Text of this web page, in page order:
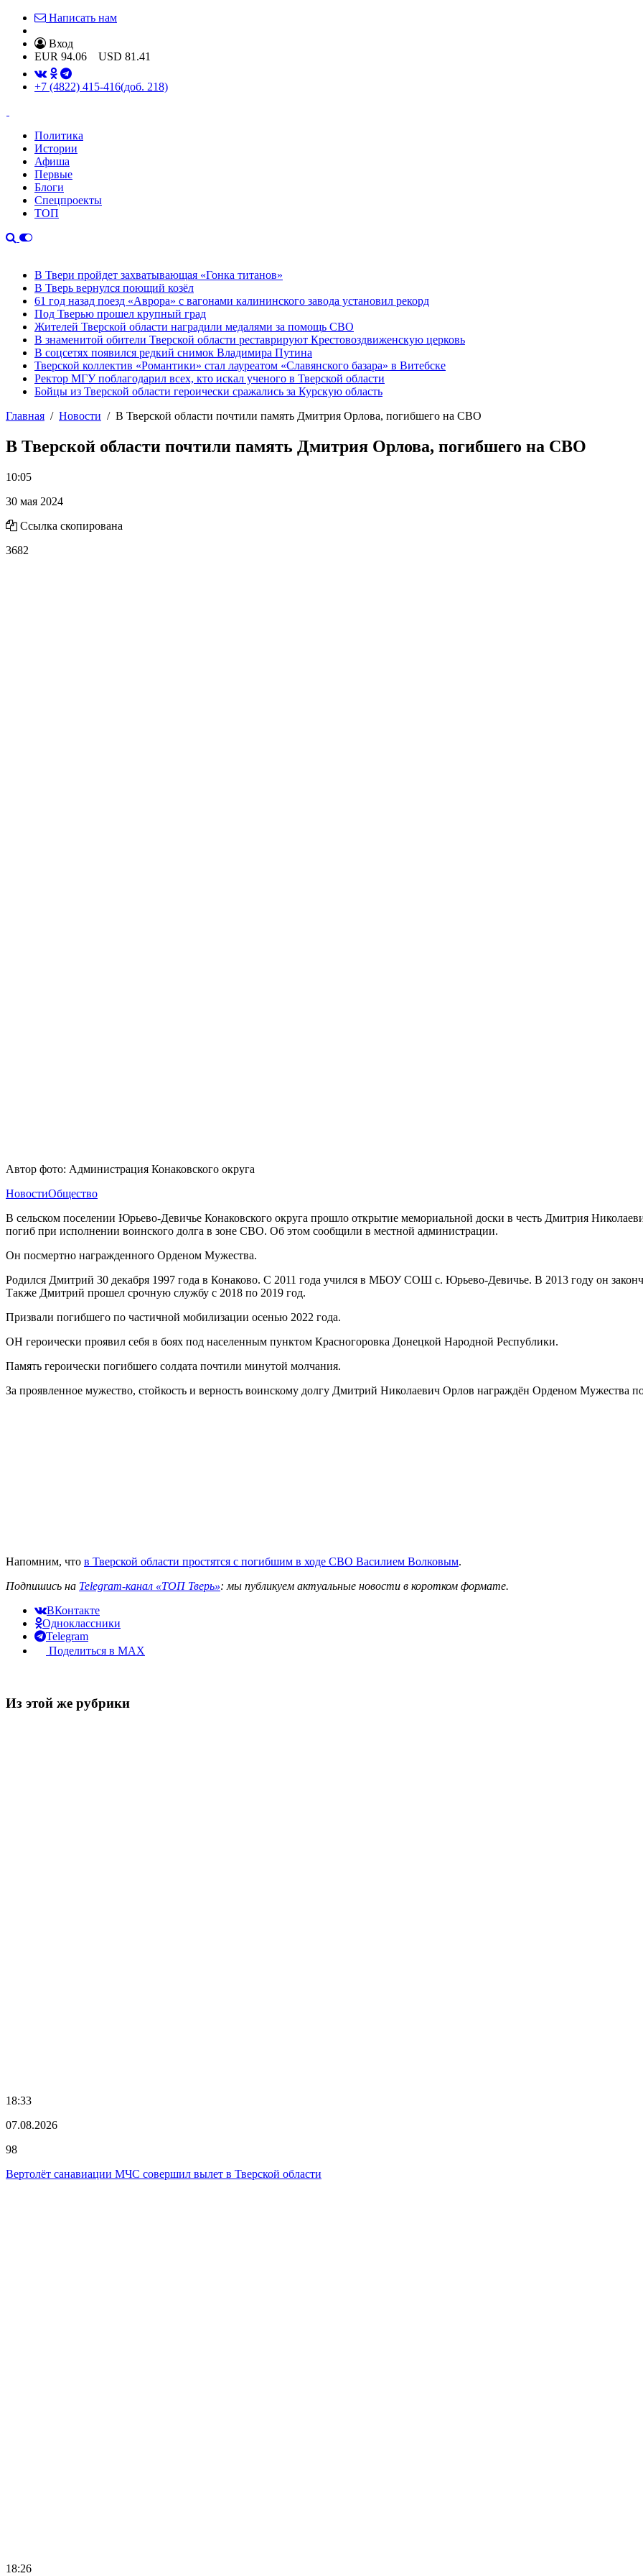
Написать нам
Вход
EUR 94.06 USD 81.41
+7 (4822) 415-416(доб. 218)
Политика
Истории
Афиша
Первые
Блоги
Спецпроекты
ТОП
В Твери пройдет захватывающая «Гонка титанов»
В Тверь вернулся поющий козёл
61 год назад поезд «Аврора» с вагонами калининского завода установил рекорд
Под Тверью прошел крупный град
Жителей Тверской области наградили медалями за помощь СВО
В знаменитой обители Тверской области реставрируют Крестовоздвиженскую церковь
В соцсетях появился редкий снимок Владимира Путина
Тверской коллектив «Романтики» стал лауреатом «Славянского базара» в Витебске
Ректор МГУ поблагодарил всех, кто искал ученого в Тверской области
Бойцы из Тверской области героически сражались за Курскую область
Главная
Новости В Тверской области почтили память Дмитрия Орлова, погибшего на СВО
В Тверской области почтили память Дмитрия Орлова, погибшего на СВО
10:05
30 мая 2024
Ссылка скопирована
3682
Автор фото: Администрация Конаковского округа
НовостиОбщество
В сельском поселении Юрьево-Девичье Конаковского округа прошло открытие мемориальной доски в честь Дмитрия
погиб при исполнении воинского долга в зоне СВО. Об этом сообщили в местной администрации.
Он посмертно награжденного Орденом Мужества.
Родился Дмитрий 30 декабря 1997 года в Конаково. С 2011 года учился в МБОУ СОШ с. Юрьево-Девичье. В 2013 году он
Также Дмитрий прошел срочную службу с 2018 по 2019 год.
Призвали погибшего по частичной мобилизации осенью 2022 года.
ОН героически проявил себя в боях под населенным пунктом Красногоровка Донецкой Народной Республики.
Память героически погибшего солдата почтили минутой молчания.
За проявленное мужество, стойкость и верность воинскому долгу Дмитрий Николаевич Орлов награждён Орденом Мужества
Напомним, что в Тверской области простятся с погибшим в ходе СВО Василием Волковым.
Подпишись на Telegram-канал «ТОП Тверь»: мы публикуем актуальные новости в коротком формате.
ВКонтакте
Одноклассники
Telegram
Поделиться в MAX
Из этой же рубрики
18:33
07.08.2026
98
Вертолёт санавиации МЧС совершил вылет в Тверской области
18:26